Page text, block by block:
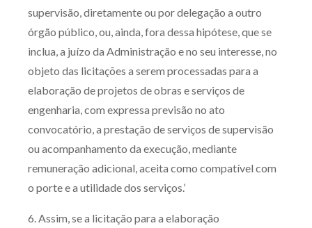
supervisão, diretamente ou por delegação a outro
órgão público, ou, ainda, fora dessa hipótese, que se
inclua, a juízo da Administração e no seu interesse, no
objeto das licitações a serem processadas para a
elaboração de projetos de obras e serviços de
engenharia, com expressa previsão no ato
convocatório, a prestação de serviços de supervisão
ou acompanhamento da execução, mediante
remuneração adicional, aceita como compatível com
o porte e a utilidade dos serviços.’
6. Assim, se a licitação para a elaboração